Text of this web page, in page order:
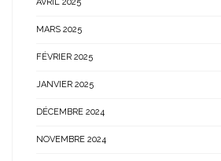
MARS 2025
FÉVRIER 2025
JANVIER 2025
DÉCEMBRE 2024
NOVEMBRE 2024